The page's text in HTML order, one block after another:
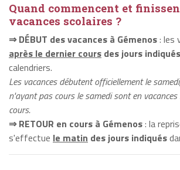
Quand commencent et
vacances scolaires ?
⇒ DÉBUT des vacances à Gémenos: les
après le dernier cours des jours indiqués
calendriers.
Les vacances débutent officiellement le
n'ayant pas cours le samedi sont en
cours.
⇒ RETOUR en cours à Gémenos: la
s'effectue le matin des jours indiqués